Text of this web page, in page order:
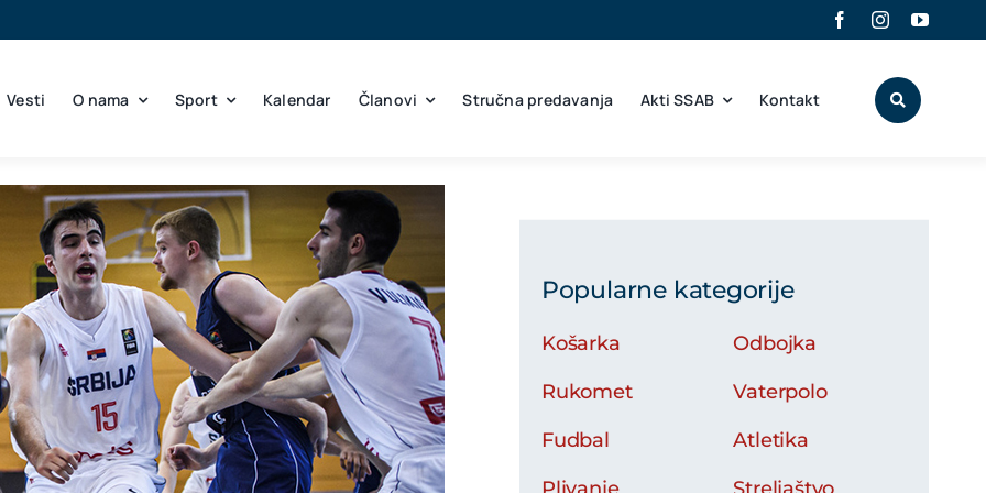
Vesti O nama Sport Kalendar Članovi Stručna predavanja Akti SSAB Kontakt
Popularne kategorije
Košarka
Rukomet
Fudbal
Odbojka
Vaterpolo
Atletika